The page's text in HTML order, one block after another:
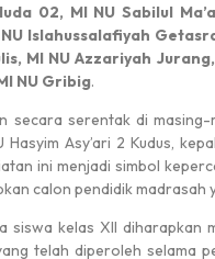
02, MI NU Sabilul
Islahussalafiyah
MI NU Azzariyah
NU Gribig.
secara serentak di
Asy’ari 2 Kudus,
ini menjadi simbol
calon pendidik madrasah
siswa kelas XII diharapkan
telah diperoleh selama